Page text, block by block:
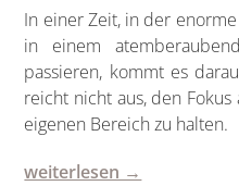
In einer Zeit, in der
in einem
passieren, kommt es
reicht nicht aus, den
eigenen Bereich zu halten.
weiterlesen →